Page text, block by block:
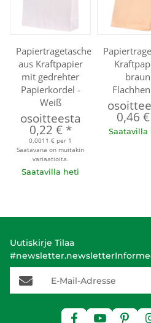
Papiertragetasche
aus Kraftpapier
mit gedrehter
Papierkordel -
Weiß
osoitteesta
0,22 € *
0,0011 € per 1
Saatavana on muitakin
variaatioita.
Saatavilla heti
braun
0,46 €
Saatavilla
Uutiskirje Tilaa
E-Mail-Adresse